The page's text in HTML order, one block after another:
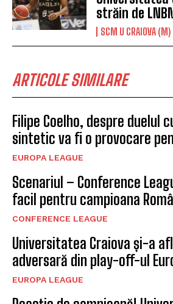
străin de
SCM U CRAIOVA (M)
ARTICOLE SIMILARE
Filipe Coelho, despre duelul
sintetic va fi o provocare
EUROPA LEAGUE
Scenariul – Conference
facil pentru campioana
CONFERENCE LEAGUE
Universitatea Craiova și-a
adversară din play-off-ul
EUROPA LEAGUE